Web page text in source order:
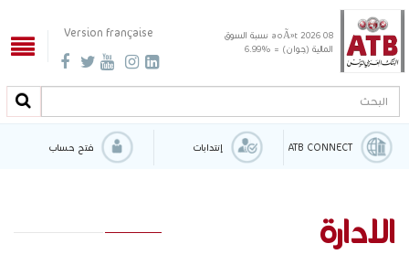
Version française 08 aoÃ»t 2026
نسبة السوق
المالية (جوان) = %6.99
البحث
ATB CONNECT إنتدابات فتح حساب
الادارة